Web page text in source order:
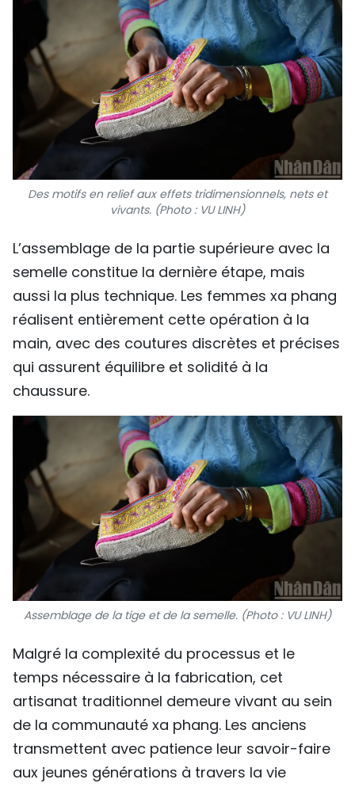
Des motifs en relief aux effets tridimensionnels, nets et
vivants. (Photo : VU LINH)
L’assemblage de la partie supérieure avec la
semelle constitue la dernière étape, mais
aussi la plus technique. Les femmes xa phang
réalisent entièrement cette opération à la
main, avec des coutures discrètes et précises
qui assurent équilibre et solidité à la
chaussure.
Assemblage de la tige et de la semelle. (Photo : VU LINH)
Malgré la complexité du processus et le
temps nécessaire à la fabrication, cet
artisanat traditionnel demeure vivant au sein
de la communauté xa phang. Les anciens
transmettent avec patience leur savoir-faire
aux jeunes générations à travers la vie